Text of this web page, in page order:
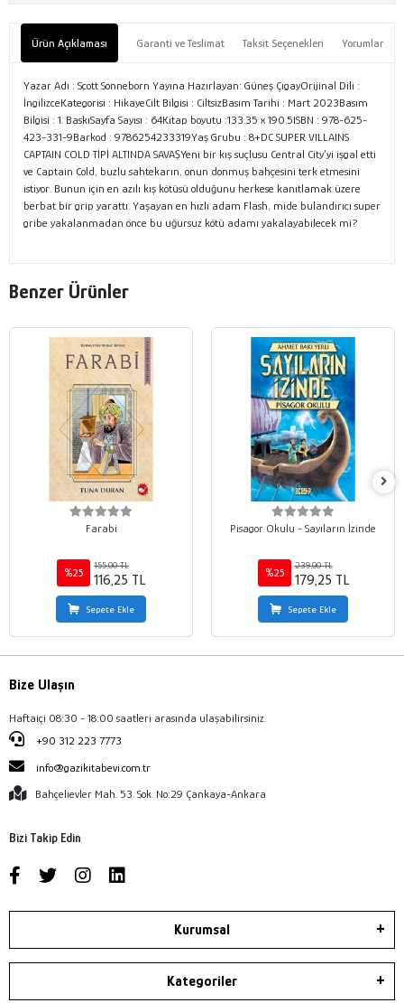
Ürün Açıklaması Garanti ve Teslimat Taksit Seçenekleri Yorumlar
Yazar Adı : Scott Sonneborn Yayına Hazırlayan: Güneş ÇıgayOrijinal Dili :
İngilizceKategorisi : HikayeCilt Bilgisi : CiltsizBasım Tarihi : Mart 2023Basım
Bilgisi : 1. BaskıSayfa Sayısı : 64Kitap boyutu :133.35 x 190.5ISBN : 978-625-
423-331-9Barkod : 9786254233319Yaş Grubu : 8+DC SUPER VILLAINS
CAPTAIN COLD TİPİ ALTINDA SAVAŞYeni bir kış suçlusu Central City’yi işgal etti
ve Captain Cold, buzlu sahtekarın, onun donmuş bahçesini terk etmesini
istiyor. Bunun için en azılı kış kötüsü olduğunu herkese kanıtlamak üzere
berbat bir grip yarattı. Yaşayan en hızlı adam Flash, mide bulandırıcı super
gribe yakalanmadan önce bu uğursuz kötü adamı yakalayabilecek mi?
Benzer Ürünler
Farabi
%25
155,00 TL
116,25 TL
Sepete Ekle
Pisagor Okulu - Sayıların İzinde
%25
239,00 TL
179,25 TL
Sepete Ekle
Bize Ulaşın
Haftaiçi 08:30 - 18:00 saatleri arasında ulaşabilirsiniz.
+90 312 223 7773
info@gazikitabevi.com.tr
Bahçelievler Mah. 53. Sok. No:29 Çankaya-Ankara
Bizi Takip Edin
Kurumsal
Kategoriler